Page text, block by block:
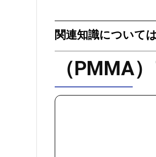
関連知識について
（PMMA